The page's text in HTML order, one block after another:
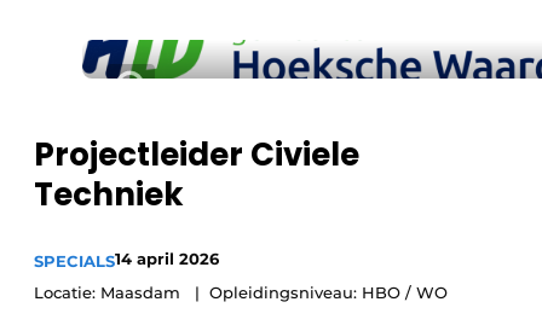
De Pen
Projectleider Civiele
Techniek
SPECIALS14 april 2026
Locatie: Maasdam
Opleidingsniveau: HBO / WO